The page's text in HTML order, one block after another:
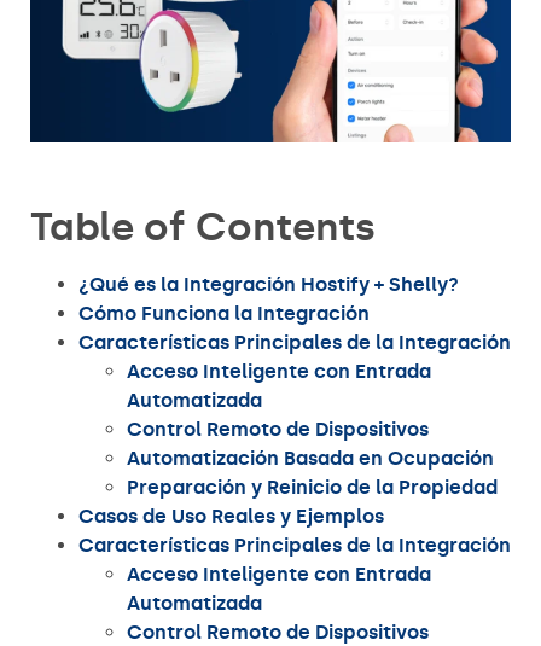
Table of Contents
¿Qué es la Integración Hostify + Shelly?
Cómo Funciona la Integración
Características Principales de la Integración
Acceso Inteligente con Entrada
Automatizada
Control Remoto de Dispositivos
Automatización Basada en Ocupación
Preparación y Reinicio de la Propiedad
Casos de Uso Reales y Ejemplos
Características Principales de la Integración
Acceso Inteligente con Entrada
Automatizada
Control Remoto de Dispositivos